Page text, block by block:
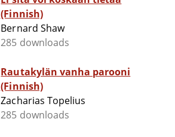
(Finnish)
Bernard Shaw
285 downloads
Rautakylän vanha parooni
(Finnish)
Zacharias Topelius
285 downloads